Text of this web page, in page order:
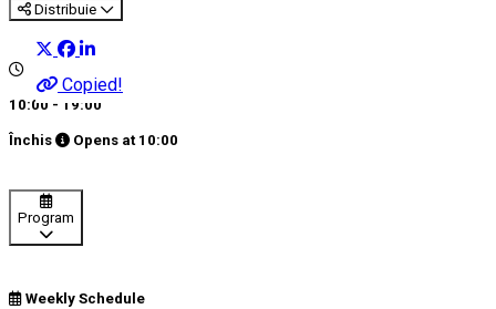
Distribuie
Copied!
10:00 - 19:00
Închis Opens at 10:00
Program
Weekly Schedule